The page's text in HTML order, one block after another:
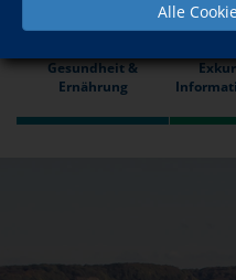
Alle
Gesundheit &
Ernährung